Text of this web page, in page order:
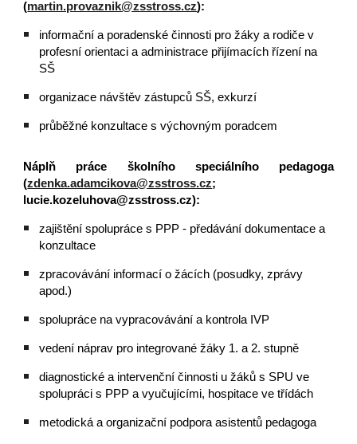
(martin.provaznik@zsstross.cz):
informační a poradenské činnosti pro žáky a rodiče v
profesní orientaci a administrace přijímacích řízení na
SŠ
organizace návštěv zástupců SŠ, exkurzí
průběžné konzultace s výchovným poradcem
Náplň práce školního speciálního pedagoga
(zdenka.adamcikova@zsstross.cz;
lucie.kozeluhova@zsstross.cz):
zajištění spolupráce s PPP - předávání dokumentace a
konzultace
zpracovávání informací o žácích (posudky, zprávy
apod.)
spolupráce na vypracovávání a kontrola IVP
vedení náprav pro integrované žáky 1. a 2. stupně
diagnostické a intervenční činnosti u žáků s SPU ve
spolupráci s PPP a vyučujícími, hospitace ve třídách
metodická a organizační podpora asistentů pedagoga